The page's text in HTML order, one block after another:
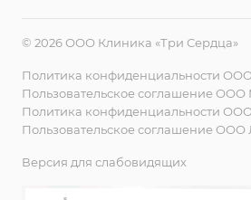
© 2026 ООО Клиника «Три Сердца»
Политика конфиденциальности
Пользовательское соглашение
Политика конфиденциальности
Пользовательское соглашение ООО
Версия для слабовидящих